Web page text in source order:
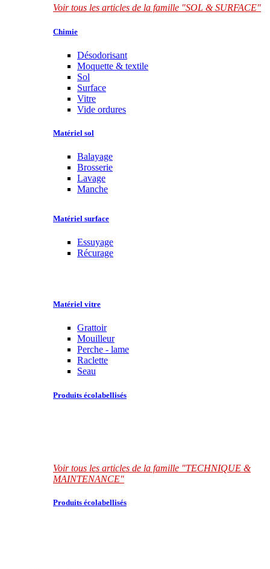
Voir tous les articles de la famille "SOL & SURFACE"
Chimie
Désodorisant
Moquette & textile
Sol
Surface
Vitre
Vide ordures
Matériel sol
Balayage
Brosserie
Lavage
Manche
Matériel surface
Essuyage
Récurage
Matériel vitre
Grattoir
Mouilleur
Perche - lame
Raclette
Seau
Produits écolabellisés
Voir tous les articles de la famille "TECHNIQUE &
MAINTENANCE"
Produits écolabellisés